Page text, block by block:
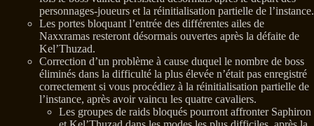
personnages-joueurs et la réinitialisation partielle de l’instance.
Les portes bloquant l’entrée des différentes ailes de
Naxxramas resteront désormais ouvertes après la défaite de
Kel’Thuzad.
Correction d’un problème à cause duquel le nombre de boss
éliminés dans la difficulté la plus élevée n’était pas enregistré
correctement si vous procédiez à la réinitialisation partielle de
l’instance, après avoir vaincu les quatre cavaliers.
Les groupes de raids bloqués pourront affronter Saphiron